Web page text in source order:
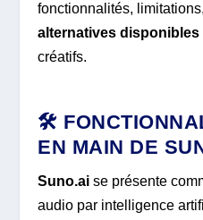
fonctionnalités,
alternatives disponibles
créatifs.
🛠️
EN MAIN DE
Suno.ai se présente
audio par intelligence